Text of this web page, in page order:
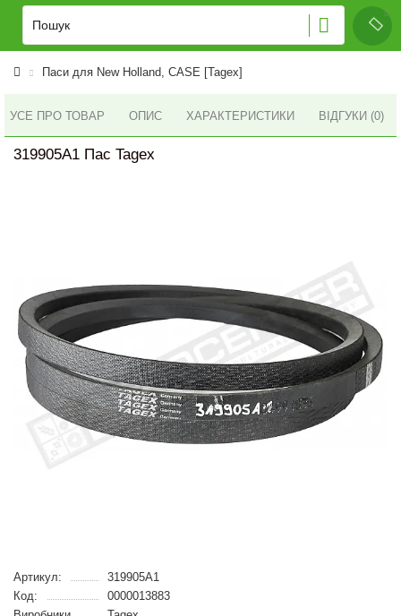
Паси для New Holland, CASE [Tagex]
УСЕ ПРО ТОВАР ОПИС ХАРАКТЕРИСТИКИ ВІДГУКИ (0)
319905A1 Пас Tagex
Артикул:
319905A1
Код:
0000013883